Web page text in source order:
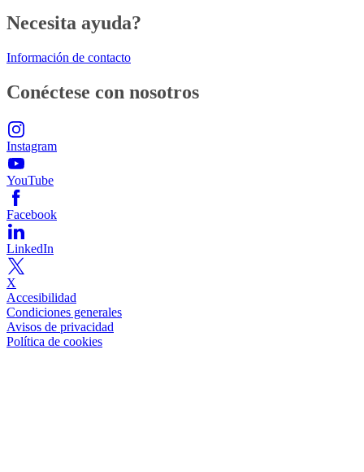
Necesita ayuda?
Información de contacto
Conéctese con nosotros
Instagram
YouTube
Facebook
LinkedIn
X
Accesibilidad
Condiciones generales
Avisos de privacidad
Política de cookies